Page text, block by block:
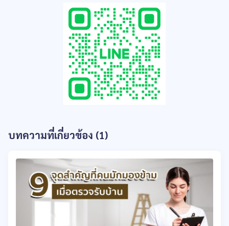
บทความที่เกี่ยวข้อง (1)